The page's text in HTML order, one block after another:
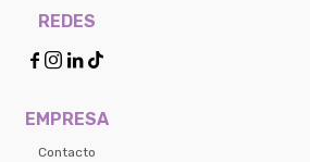
EMPRESA
Contacto
REDES
   